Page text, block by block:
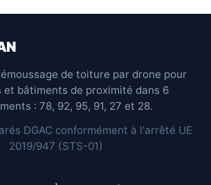
de toiture par drone pour
bâtiments de proximité dans 6
: 78, 92, 95, 91, 27 et 28.
DGAC conformément à l'arrêté UE
2019/947 (STS-01)